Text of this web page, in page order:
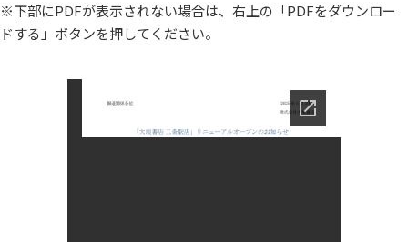
※下部にPDFが表示されない場合は、右上の「PDFをダウンロー
ドする」ボタンを押してください。